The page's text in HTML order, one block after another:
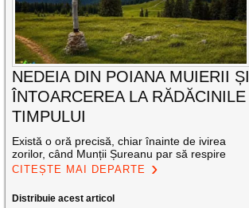
NEDEIA DIN POIANA MUIERII ȘI
ÎNTOARCEREA LA RĂDĂCINILE
TIMPULUI
Există o oră precisă, chiar înainte de ivirea
zorilor, când Munții Șureanu par să respire
CITEȘTE MAI DEPARTE
Distribuie acest articol